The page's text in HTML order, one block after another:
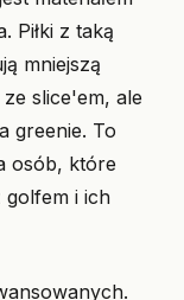
Piłki z taką
mniejszą
slice'em, ale
greenie. To
osób, które
golfem i ich